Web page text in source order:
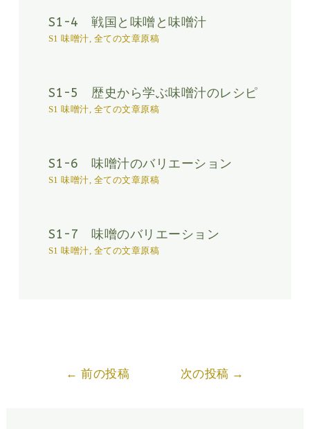
S1-4 戦国と味噌と味噌汁
S1 味噌汁, 全ての文章原稿
S1-5 歴史から学ぶ味噌汁のレシピ
S1 味噌汁, 全ての文章原稿
S1-6 味噌汁のバリエーション
S1 味噌汁, 全ての文章原稿
S1-7 味噌のバリエーション
S1 味噌汁, 全ての文章原稿
← 前の投稿 次の投稿 →